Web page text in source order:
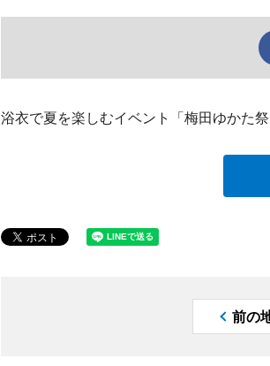
浴衣で夏を楽しむイベント「梅田ゆかた
前の